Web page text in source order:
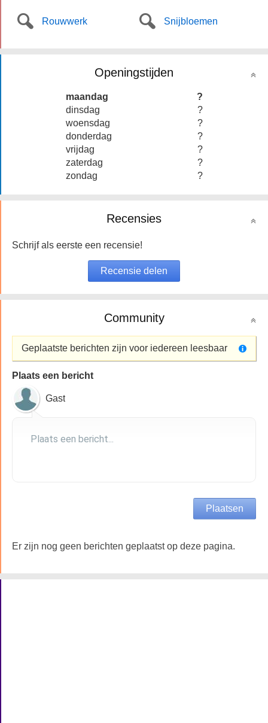
Rouwwerk Snijbloemen
Openingstijden
maandag
?
dinsdag
?
woensdag
?
donderdag
?
vrijdag
?
zaterdag
?
zondag
?
Recensies
Schrijf als eerste een recensie!
Community
Geplaatste berichten zijn voor iedereen leesbaar
Plaats een bericht
Gast
Er zijn nog geen berichten geplaatst op deze pagina.